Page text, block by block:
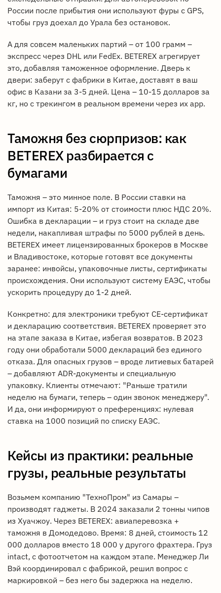
России после прибытия они используют фуры с GPS,
чтобы груз доехал до Урала без остановок.
А для совсем маленьких партий – от 100 грамм –
экспресс через DHL или FedEx. BETEREX агрегирует
это, добавляя таможенное оформление. Дверь к
двери: заберут с фабрики в Китае, доставят в ваш
офис в Казани за 3-5 дней. Цена – 10-15 долларов за
кг, но с трекингом в реальном времени через их app.
Таможня без сюрпризов: как
BETEREX разбирается с
бумагами
Таможня – это минное поле. В России ставки на
импорт из Китая: 5-20% от стоимости плюс НДС 20%.
Ошибка в декларации – и груз стоит на складе две
недели, накапливая штрафы по 5000 рублей в день.
BETEREX имеет лицензированных брокеров в Москве
и Владивостоке, которые готовят все документы
заранее: инвойсы, упаковочные листы, сертификаты
происхождения. Они используют систему ЕАЭС, чтобы
ускорить процедуру до 1-2 дней.
Конкретно: для электроники требуют СЕ-сертификат
и декларацию соответствия. BETEREX проверяет это
на этапе заказа в Китае, избегая возвратов. В 2023
году они обработали 5000 деклараций без единого
отказа. Для опасных грузов – вроде литиевых батарей
– добавляют ADR-документы и специальную
упаковку. Клиенты отмечают: "Раньше тратили
неделю на бумаги, теперь – один звонок менеджеру".
И да, они информируют о преференциях: нулевая
ставка на 1000 позиций по списку ЕАЭС.
Кейсы из практики: реальные
грузы, реальные результаты
Возьмем компанию "ТехноПром" из Самары –
производят гаджеты. В 2024 заказали 2 тонны чипов
из Хуачжоу. Через BETEREX: авиаперевозка +
таможня в Домодедово. Время: 8 дней, стоимость 12
000 долларов вместо 18 000 у другого фрахтера. Груз
intact, с фотоотчетом на каждом этапе. Менеджер Ли
Вэй координировал с фабрикой, решил вопрос с
маркировкой – без него бы задержка на неделю.